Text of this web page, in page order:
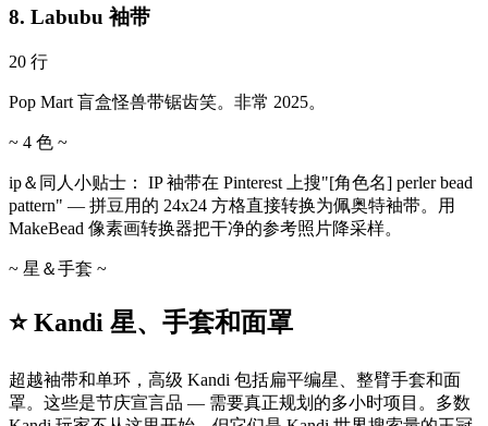
8. Labubu 袖带
20 行
Pop Mart 盲盒怪兽带锯齿笑。非常 2025。
~ 4 色 ~
ip＆同人小贴士：
IP 袖带在 Pinterest 上搜"[角色名] perler bead
pattern" — 拼豆用的 24x24 方格直接转换为佩奥特袖带。用
MakeBead 像素画转换器把干净的参考照片降采样。
~ 星＆手套 ~
⭐ Kandi 星、手套和面罩
超越袖带和单环，高级 Kandi 包括扁平编星、整臂手套和面
罩。这些是节庆宣言品 — 需要真正规划的多小时项目。多数